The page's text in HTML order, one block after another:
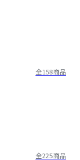
全158商品
全225商品